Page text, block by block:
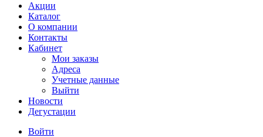
Акции
Каталог
О компании
Контакты
Кабинет
Мои заказы
Адреса
Учетные данные
Выйти
Новости
Дегустации
Войти